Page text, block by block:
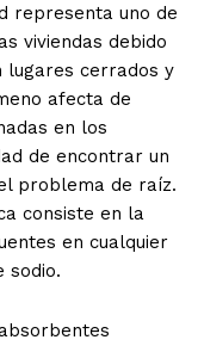
representa uno de
viviendas debido
lugares cerrados y
afecta de
en los
de encontrar un
problema de raíz.
consiste en la
en cualquier
sodio.